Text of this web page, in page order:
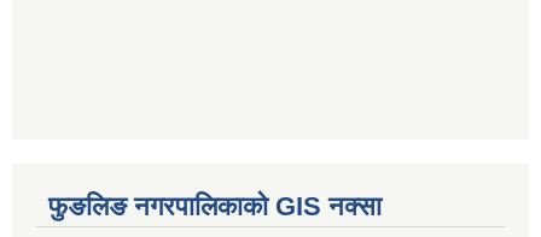
फुङलिङ नगरपालिकाको GIS नक्सा